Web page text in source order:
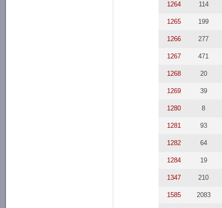
1264 114
1265 199
1266 277
1267 471
1268 20
1269 39
1280 8
1281 93
1282 64
1284 19
1347 210
1585 2083